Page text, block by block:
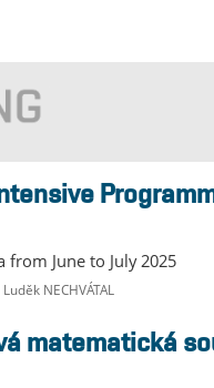
from June to July 2025
NECHVÁTAL